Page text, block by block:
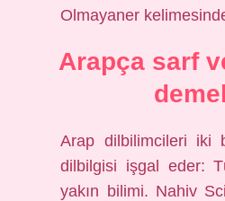
Olmayaner
Arapça sarf
Arap dilbilimcileri iki
dilbilgisi işgal eder:
yakın bilimi. Nahiv